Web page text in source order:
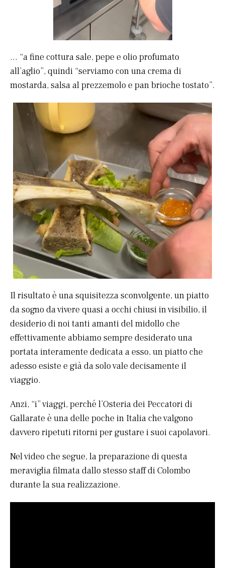
… “a fine cottura sale, pepe e olio profumato
all’aglio”, quindi “serviamo con una crema di
mostarda, salsa al prezzemolo e pan brioche tostato”.
Il risultato è una squisitezza sconvolgente, un piatto
da sogno da vivere quasi a occhi chiusi in visibilio, il
desiderio di noi tanti amanti del midollo che
effettivamente abbiamo sempre desiderato una
portata interamente dedicata a esso, un piatto che
adesso esiste e già da solo vale decisamente il
viaggio.
Anzi, “i” viaggi, perché l’Osteria dei Peccatori di
Gallarate è una delle poche in Italia che valgono
davvero ripetuti ritorni per gustare i suoi capolavori.
Nel video che segue, la preparazione di questa
meraviglia filmata dallo stesso staff di Colombo
durante la sua realizzazione.